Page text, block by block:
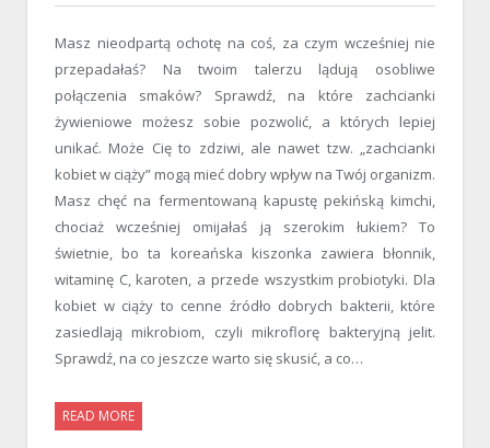
Masz nieodpartą ochotę na coś, za czym wcześniej nie
przepadałaś? Na twoim talerzu lądują osobliwe
połączenia smaków? Sprawdź, na które zachcianki
żywieniowe możesz sobie pozwolić, a których lepiej
unikać. Może Cię to zdziwi, ale nawet tzw. „zachcianki
kobiet w ciąży” mogą mieć dobry wpływ na Twój organizm.
Masz chęć na fermentowaną kapustę pekińską kimchi,
chociaż wcześniej omijałaś ją szerokim łukiem? To
świetnie, bo ta koreańska kiszonka zawiera błonnik,
witaminę C, karoten, a przede wszystkim probiotyki. Dla
kobiet w ciąży to cenne źródło dobrych bakterii, które
zasiedlają mikrobiom, czyli mikroflorę bakteryjną jelit.
Sprawdź, na co jeszcze warto się skusić, a co…
READ MORE